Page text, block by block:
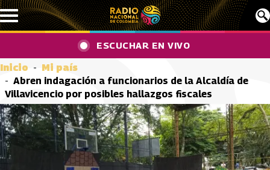
Pasar al contenido principal
ESCUCHAR EN VIVO
Inicio
Mi país
Abren indagación a funcionarios de la Alcaldía de
Villavicencio por posibles hallazgos fiscales